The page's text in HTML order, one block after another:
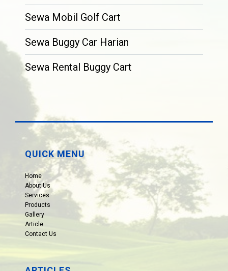
Sewa Mobil Golf Cart
Sewa Buggy Car Harian
Sewa Rental Buggy Cart
QUICK MENU
Home
About Us
Services
Products
Gallery
Article
Contact Us